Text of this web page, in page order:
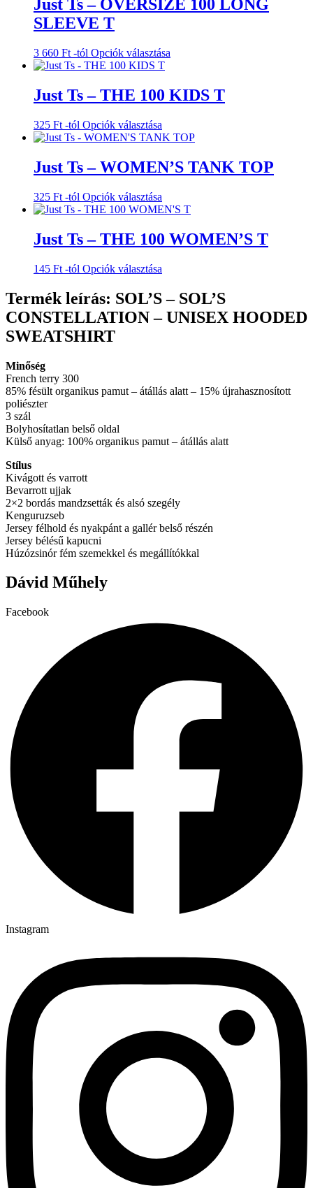
Just Ts – OVERSIZE 100 LONG
SLEEVE T
3 660 Ft -tól Opciók választása
több
variációja
változatok
termékoldalon
választhatók
Just Ts – THE 100 KIDS T
325 Ft -tól Opciók választása
a
több
variációja
A
változatok
termékoldalon
választhatók
Just Ts – WOMEN’S TANK TOP
325 Ft -tól Opciók választása
a
több
variációja
A
termékoldalon
választhatók
Just Ts – THE 100 WOMEN’S T
145 Ft -tól Opciók választása
terméknek
több
variációja
választhatók
Termék leírás: SOL’S – SOL’S
CONSTELLATION – UNISEX HOODED
SWEATSHIRT
Minőség
French terry 300
85% fésült organikus pamut – átállás alatt – 15% újrahasznosított
poliészter
3 szál
Bolyhosítatlan belső oldal
Külső anyag: 100% organikus pamut – átállás alatt
Stílus
Kivágott és varrott
Bevarrott ujjak
2×2 bordás mandzsetták és alsó szegély
Kenguruzseb
Jersey félhold és nyakpánt a gallér belső részén
Jersey bélésű kapucni
Húzózsinór fém szemekkel és megállítókkal
Dávid Műhely
Facebook
Instagram